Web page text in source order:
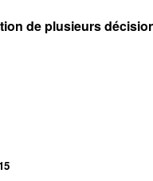
de plusieurs